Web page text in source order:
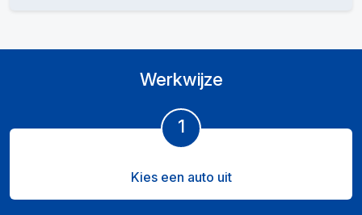
Werkwijze
1
Kies een auto uit